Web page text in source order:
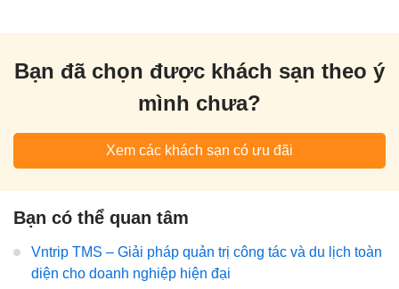
Bạn đã chọn được khách sạn theo ý
mình chưa?
Xem các khách sạn có ưu đãi
Bạn có thể quan tâm
Vntrip TMS – Giải pháp quản trị công tác và du lịch toàn
diện cho doanh nghiệp hiện đại